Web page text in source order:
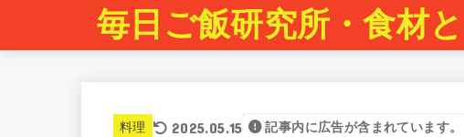
毎日ご飯研究所・食材
料理 2025.05.15 記事内に広告が含まれています。